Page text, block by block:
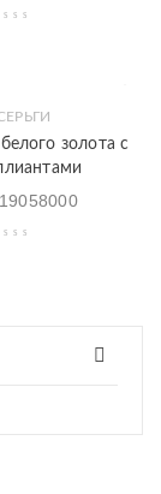
золота с